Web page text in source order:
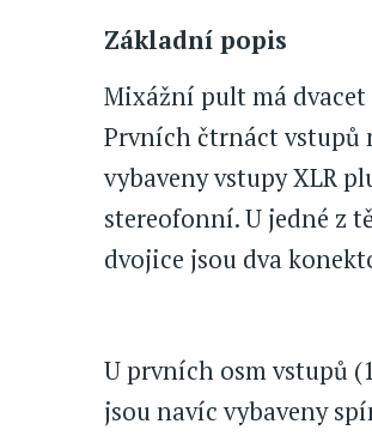
Základní popis
Mixážní pult má
Prvních čtrnáct vstupů
vybaveny vstupy XLR
stereofonní. U jedné z
dvojice jsou dva
U prvních osm vstupů
jsou navíc vybaveny